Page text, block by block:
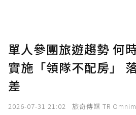
單人參團旅遊趨勢 何
實施「領隊不配房」
差
2026-07-31 21:02 旅奇傳媒 TR